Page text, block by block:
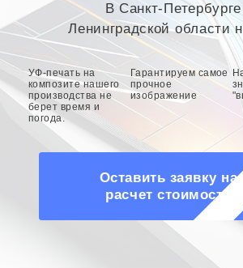
БЛОГ
О КОМПАНИИ
В Санкт-
Ленинградской области
УФ-печать на
композите нашего
производства не
берет время и
погода.
Гарантируем самое
прочное
изображение
Оставить заявку на
расчет стоимости